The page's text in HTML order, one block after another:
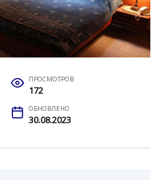
ПРОСМОТРОВ
172
ОБНОВЛЕНО
30.08.2023